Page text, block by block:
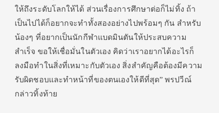
ให้ถึงระดับโลกให้ได้ ส่วนเรื่องการศึกษาต่อก็ไม่ทิ้ง ถ้า
เป็นไปได้ก็อยากจะทำทั้งสองอย่างไปพร้อมๆ กัน สำหรับ
น้องๆ ที่อยากเป็นนักกีฬาแบดมินตันให้ประสบความ
สำเร็จ ขอให้เชื่อมั่นในตัวเอง คิดว่าเราอยากได้อะไรก็
ลงมือทำในสิ่งที่เหมาะกับตัวเอง สิ่งสำคัญคือต้องมีความ
รับผิดชอบและทำหน้าที่ของตนเองให้ดีที่สุด” พรปวีณ์
กล่าวทิ้งท้าย